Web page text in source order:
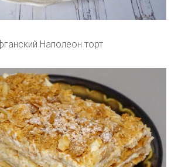
Наполеон торт